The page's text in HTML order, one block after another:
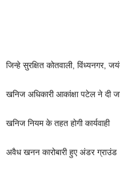
जिन्हे सुरक्षित कोतवाली, विंध्यनगर,
खनिज अधिकारी आकांक्षा पटेल ने दी
खनिज नियम के तहत होगी कार्यवाही
अवैध खनन कारोबारी हुए अंडर ग्राउंड